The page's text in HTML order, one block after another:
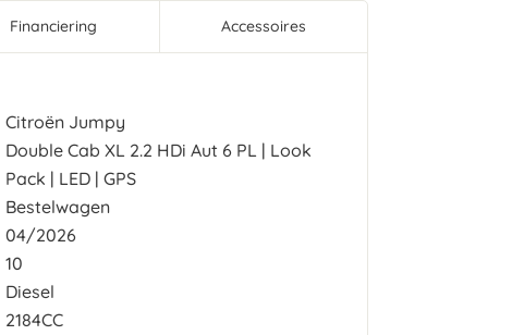
Financiering Accessoires
Citroën Jumpy
Double Cab XL 2.2 HDi Aut 6 PL | Look
Pack | LED | GPS
Bestelwagen
04/2026
10
Diesel
2184CC